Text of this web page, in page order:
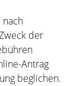
nach
der
Antrag
beglichen.